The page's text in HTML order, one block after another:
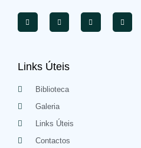
Links Úteis
Biblioteca
Galeria
Links Úteis
Contactos